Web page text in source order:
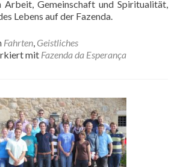
Arbeit, Gemeinschaft und Spiritualität,
Lebens auf der Fazenda.
Fahrten, Geistliches
mit Fazenda da Esperança